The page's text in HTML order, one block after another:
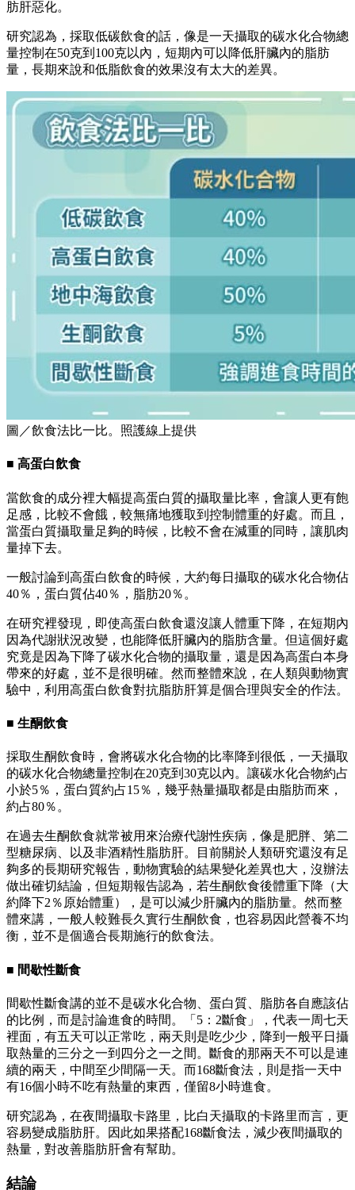
肪肝惡化。
研究認為，採取低碳飲食的話，像是一天攝取的碳水化合物總
量控制在50克到100克以內，短期內可以降低肝臟內的脂肪
量，長期來說和低脂飲食的效果沒有太大的差異。
圖／飲食法比一比。照護線上提供
■ 高蛋白飲食
當飲食的成分裡大幅提高蛋白質的攝取量比率，會讓人更有飽
足感，比較不會餓，較無痛地獲取到控制體重的好處。而且，
當蛋白質攝取量足夠的時候，比較不會在減重的同時，讓肌肉
量掉下去。
一般討論到高蛋白飲食的時候，大約每日攝取的碳水化合物佔
40％，蛋白質佔40％，脂肪20％。
在研究裡發現，即使高蛋白飲食還沒讓人體重下降，在短期內
因為代謝狀況改變，也能降低肝臟內的脂肪含量。但這個好處
究竟是因為下降了碳水化合物的攝取量，還是因為高蛋白本身
帶來的好處，並不是很明確。然而整體來說，在人類與動物實
驗中，利用高蛋白飲食對抗脂肪肝算是個合理與安全的作法。
■ 生酮飲食
採取生酮飲食時，會將碳水化合物的比率降到很低，一天攝取
的碳水化合物總量控制在20克到30克以內。讓碳水化合物約占
小於5％，蛋白質約占15％，幾乎熱量攝取都是由脂肪而來，
約占80％。
在過去生酮飲食就常被用來治療代謝性疾病，像是肥胖、第二
型糖尿病、以及非酒精性脂肪肝。目前關於人類研究還沒有足
夠多的長期研究報告，動物實驗的結果變化差異也大，沒辦法
做出確切結論，但短期報告認為，若生酮飲食後體重下降（大
約降下2％原始體重），是可以減少肝臟內的脂肪量。然而整
體來講，一般人較難長久實行生酮飲食，也容易因此營養不均
衡，並不是個適合長期施行的飲食法。
■ 間歇性斷食
間歇性斷食講的並不是碳水化合物、蛋白質、脂肪各自應該佔
的比例，而是討論進食的時間。「5：2斷食」，代表一周七天
裡面，有五天可以正常吃，兩天則是吃少少，降到一般平日攝
取熱量的三分之一到四分之一之間。斷食的那兩天不可以是連
續的兩天，中間至少間隔一天。而168斷食法，則是指一天中
有16個小時不吃有熱量的東西，僅留8小時進食。
研究認為，在夜間攝取卡路里，比白天攝取的卡路里而言，更
容易變成脂肪肝。因此如果搭配168斷食法，減少夜間攝取的
熱量，對改善脂肪肝會有幫助。
結論